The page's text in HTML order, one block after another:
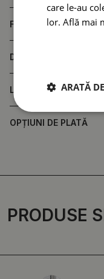
FAQ
DIMENSIUNILE
LIVRARE
OPȚIUNI DE PLATĂ
PRODUSE
care le-au
lor.Află mai
ARATĂ